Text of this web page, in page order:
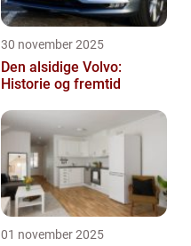
30 november 2025
Den alsidige Volvo:
Historie og fremtid
01 november 2025